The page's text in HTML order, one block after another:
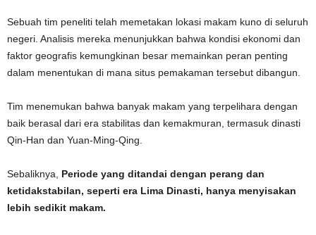
Sebuah tim peneliti telah memetakan lokasi makam kuno di seluruh
negeri. Analisis mereka menunjukkan bahwa kondisi ekonomi dan
faktor geografis kemungkinan besar memainkan peran penting
dalam menentukan di mana situs pemakaman tersebut dibangun.
Tim menemukan bahwa banyak makam yang terpelihara dengan
baik berasal dari era stabilitas dan kemakmuran, termasuk dinasti
Qin-Han dan Yuan-Ming-Qing.
Sebaliknya, Periode yang ditandai dengan perang dan
ketidakstabilan, seperti era Lima Dinasti, hanya menyisakan
lebih sedikit makam.